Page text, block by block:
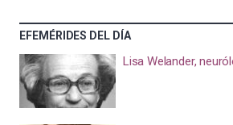
EFEMÉRIDES DEL DÍA
Lisa Welander,